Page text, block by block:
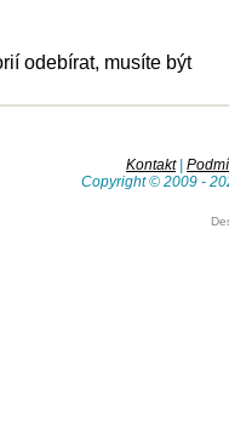
odebírat, musíte být
Kontakt|
Copyright © 2009 -